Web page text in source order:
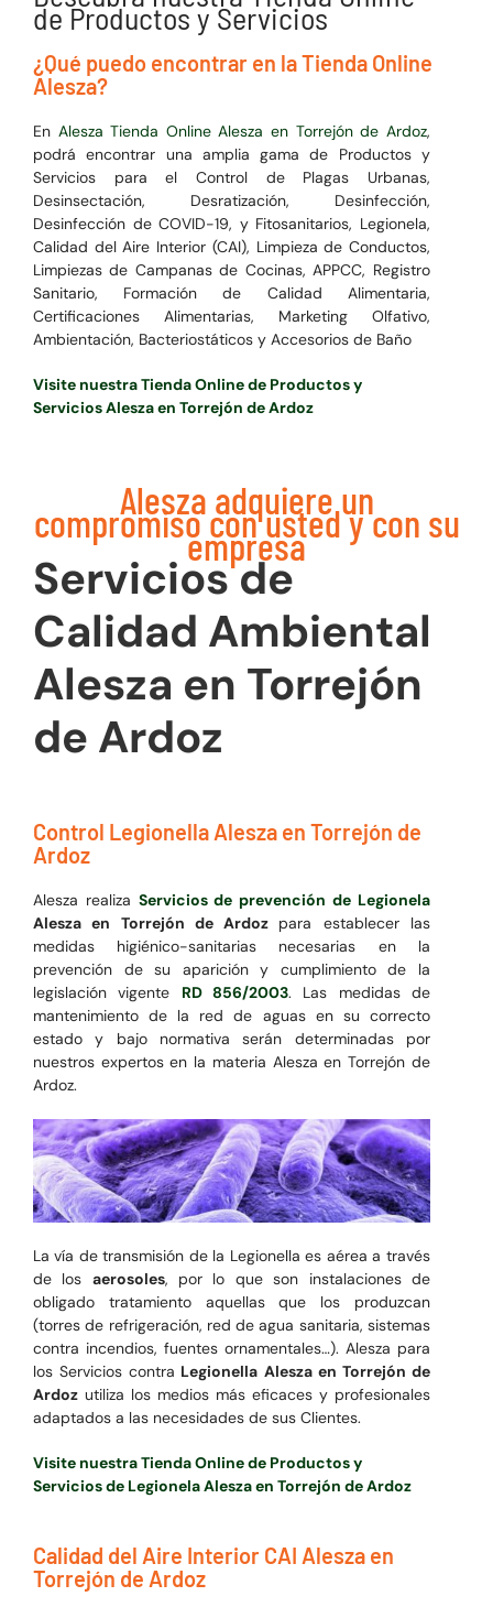
de Productos y Servicios
¿Qué puedo encontrar en la Tienda Online
Alesza?
En Alesza Tienda Online Alesza en Torrejón de Ardoz,
podrá encontrar una amplia gama de Productos y
Servicios para el Control de Plagas Urbanas,
Desinsectación, Desratización, Desinfección,
Desinfección de COVID-19, y Fitosanitarios, Legionela,
Calidad del Aire Interior (CAI), Limpieza de Conductos,
Limpiezas de Campanas de Cocinas, APPCC, Registro
Sanitario, Formación de Calidad Alimentaria,
Certificaciones Alimentarias, Marketing Olfativo,
Ambientación, Bacteriostáticos y Accesorios de Baño
Visite nuestra Tienda Online de Productos y
Servicios Alesza en Torrejón de Ardoz
Alesza adquiere un
compromiso con usted y con su
empresa
Servicios de
Calidad Ambiental
Alesza en Torrejón
de Ardoz
Control Legionella Alesza en Torrejón de
Ardoz
Alesza realiza Servicios de prevención de Legionela
Alesza en Torrejón de Ardoz para establecer las
medidas higiénico-sanitarias necesarias en la
prevención de su aparición y cumplimiento de la
legislación vigente RD 856/2003. Las medidas de
mantenimiento de la red de aguas en su correcto
estado y bajo normativa serán determinadas por
nuestros expertos en la materia Alesza en Torrejón de
Ardoz.
La vía de transmisión de la Legionella es aérea a través
de los aerosoles, por lo que son instalaciones de
obligado tratamiento aquellas que los produzcan
(torres de refrigeración, red de agua sanitaria, sistemas
contra incendios, fuentes ornamentales…). Alesza para
los Servicios contra Legionella Alesza en Torrejón de
Ardozutiliza los medios más eficaces y profesionales
adaptados a las necesidades de sus Clientes.
Visite nuestra Tienda Online de Productos y
Servicios de Legionela Alesza en Torrejón de Ardoz
Calidad del Aire Interior CAI Alesza en
Torrejón de Ardoz